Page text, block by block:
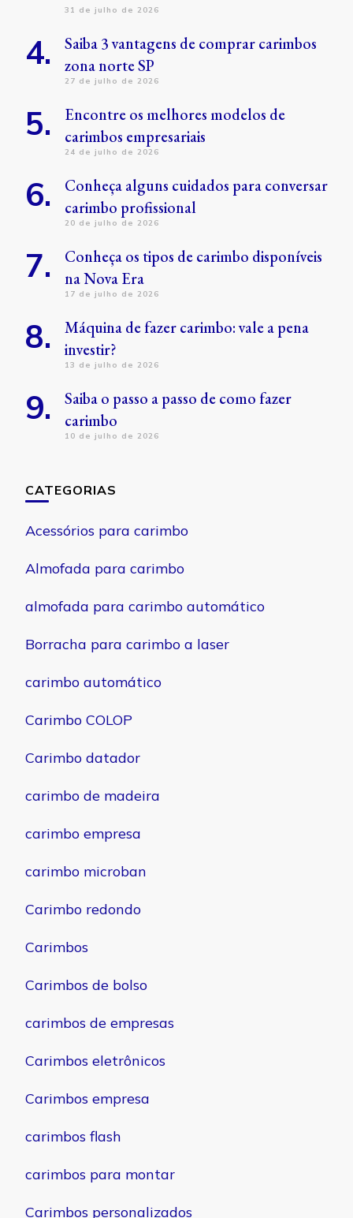
31 de julho de 2026
Saiba 3 vantagens de comprar carimbos
zona norte SP
27 de julho de 2026
Encontre os melhores modelos de
carimbos empresariais
24 de julho de 2026
Conheça alguns cuidados para conversar
carimbo profissional
20 de julho de 2026
Conheça os tipos de carimbo disponíveis
na Nova Era
17 de julho de 2026
Máquina de fazer carimbo: vale a pena
investir?
13 de julho de 2026
Saiba o passo a passo de como fazer
carimbo
10 de julho de 2026
CATEGORIAS
Acessórios para carimbo
Almofada para carimbo
almofada para carimbo automático
Borracha para carimbo a laser
carimbo automático
Carimbo COLOP
Carimbo datador
carimbo de madeira
carimbo empresa
carimbo microban
Carimbo redondo
Carimbos
Carimbos de bolso
carimbos de empresas
Carimbos eletrônicos
Carimbos empresa
carimbos flash
carimbos para montar
Carimbos personalizados